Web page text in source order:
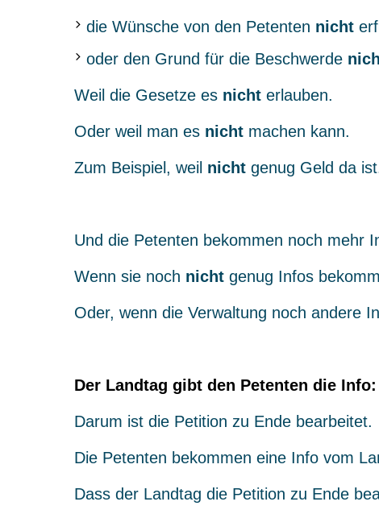
die Wünsche von den Petenten nicht
oder den Grund für die Beschwerde
Weil die Gesetze es nicht erlauben.
Oder weil man es nicht machen kann.
Zum Beispiel, weil nicht genug Geld da
Und die Petenten bekommen noch mehr
Wenn sie noch nicht genug Infos
Oder, wenn die Verwaltung noch andere
Der Landtag gibt den Petenten die Info:
Darum ist die Petition zu Ende bearbeitet.
Die Petenten bekommen eine Info vom
Dass der Landtag die Petition zu Ende